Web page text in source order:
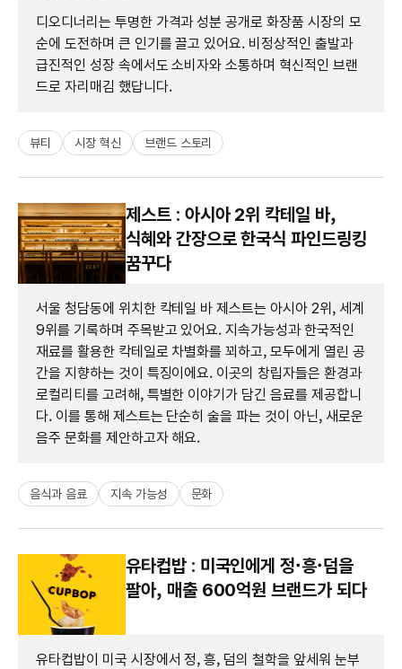
디오디너리는 투명한 가격과 성분 공개로 화장품 시장의 모
순에 도전하며 큰 인기를 끌고 있어요. 비정상적인 출발과
급진적인 성장 속에서도 소비자와 소통하며 혁신적인 브랜
드로 자리매김 했답니다.
뷰티 시장 혁신 브랜드 스토리
제스트 : 아시아 2위 칵테일 바,
식혜와 간장으로 한국식 파인드링킹
꿈꾸다
서울 청담동에 위치한 칵테일 바 제스트는 아시아 2위, 세계
9위를 기록하며 주목받고 있어요. 지속가능성과 한국적인
재료를 활용한 칵테일로 차별화를 꾀하고, 모두에게 열린 공
간을 지향하는 것이 특징이에요. 이곳의 창립자들은 환경과
로컬리티를 고려해, 특별한 이야기가 담긴 음료를 제공합니
다. 이를 통해 제스트는 단순히 술을 파는 것이 아닌, 새로운
음주 문화를 제안하고자 해요.
음식과 음료 지속 가능성 문화
유타컵밥 : 미국인에게 정·흥·덤을
팔아, 매출 600억원 브랜드가 되다
유타컵밥이 미국 시장에서 정, 흥, 덤의 철학을 앞세워 눈부